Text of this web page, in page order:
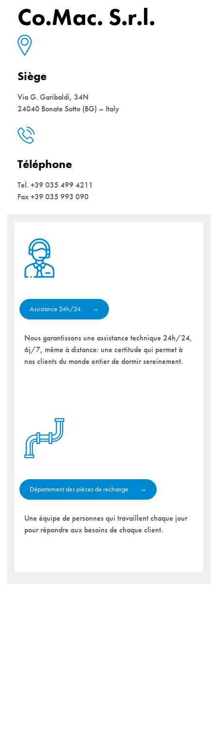
Co.Mac. S.r.l.
Siège
Via G. Garibaldi, 34N
24040 Bonate Sotto (BG) – Italy
Téléphone
Tel. +39 035 499 4211
Fax +39 035 993 090
Assistance 24h/24
Nous garantissons une assistance technique 24h/24,
6j/7, même à distance: une certitude qui permet à
nos clients du monde entier de dormir sereinement.
Département des pièces de rechange
Une équipe de personnes qui travaillent chaque jour
pour répondre aux besoins de chaque client.